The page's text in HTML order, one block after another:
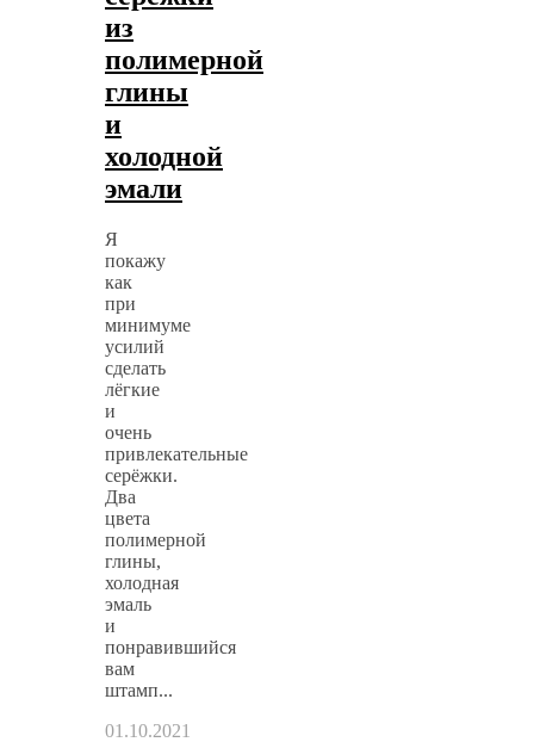
из
полимерной
глины
и
холодной
эмали
Я
покажу
как
при
минимуме
усилий
сделать
лёгкие
и
очень
привлекательные
серёжки.
Два
цвета
полимерной
глины,
холодная
эмаль
и
понравившийся
вам
штамп...
01.10.2021